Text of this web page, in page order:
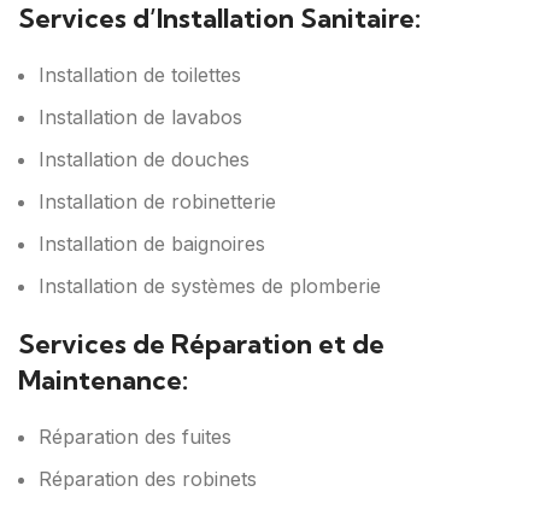
Services d’Installation Sanitaire:
Installation de toilettes
Installation de lavabos
Installation de douches
Installation de robinetterie
Installation de baignoires
Installation de systèmes de plomberie
Services de Réparation et de
Maintenance:
Réparation des fuites
Réparation des robinets